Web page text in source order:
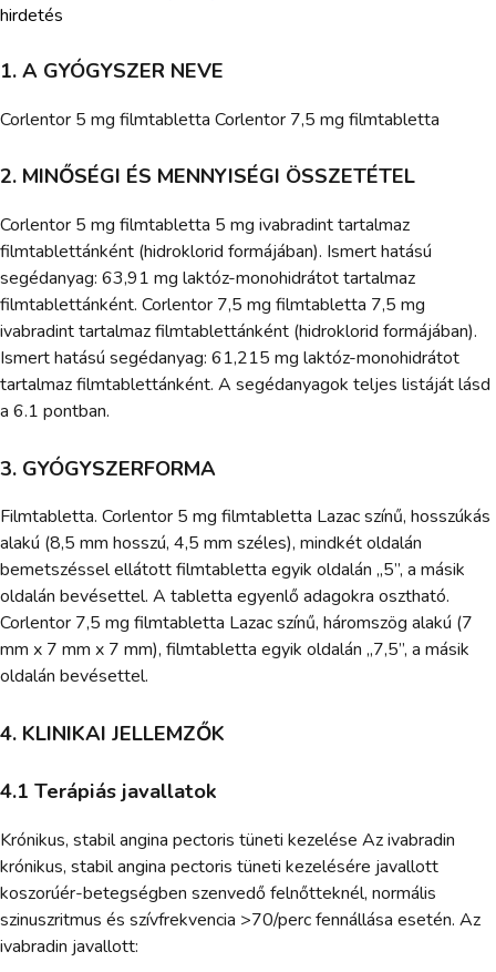
hirdetés
1. A GYÓGYSZER NEVE
Corlentor 5 mg filmtabletta Corlentor 7,5 mg filmtabletta
2. MINŐSÉGI ÉS MENNYISÉGI ÖSSZETÉTEL
Corlentor 5 mg filmtabletta 5 mg ivabradint tartalmaz
filmtablettánként (hidroklorid formájában). Ismert hatású
segédanyag: 63,91 mg laktóz-monohidrátot tartalmaz
filmtablettánként. Corlentor 7,5 mg filmtabletta 7,5 mg
ivabradint tartalmaz filmtablettánként (hidroklorid formájában).
Ismert hatású segédanyag: 61,215 mg laktóz-monohidrátot
tartalmaz filmtablettánként. A segédanyagok teljes listáját lásd
a 6.1 pontban.
3. GYÓGYSZERFORMA
Filmtabletta. Corlentor 5 mg filmtabletta Lazac színű, hosszúkás
alakú (8,5 mm hosszú, 4,5 mm széles), mindkét oldalán
bemetszéssel ellátott filmtabletta egyik oldalán „5”, a másik
oldalán bevésettel. A tabletta egyenlő adagokra osztható.
Corlentor 7,5 mg filmtabletta Lazac színű, háromszög alakú (7
mm x 7 mm x 7 mm), filmtabletta egyik oldalán „7,5”, a másik
oldalán bevésettel.
4. KLINIKAI JELLEMZŐK
4.1 Terápiás javallatok
Krónikus, stabil angina pectoris tüneti kezelése Az ivabradin
krónikus, stabil angina pectoris tüneti kezelésére javallott
koszorúér-betegségben szenvedő felnőtteknél, normális
szinuszritmus és szívfrekvencia >70/perc fennállása esetén. Az
ivabradin javallott: